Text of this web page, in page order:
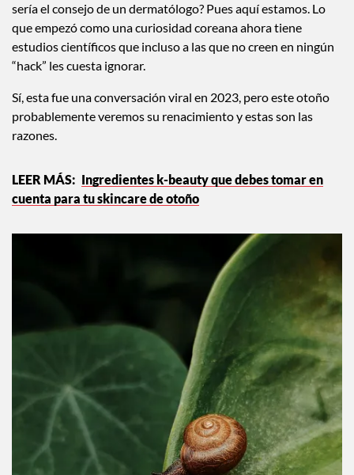
sería el consejo de un dermatólogo? Pues aquí estamos. Lo
que empezó como una curiosidad coreana ahora tiene
estudios científicos que incluso a las que no creen en ningún
“hack” les cuesta ignorar.
Sí, esta fue una conversación viral en 2023, pero este otoño
probablemente veremos su renacimiento y estas son las
razones.
Ingredientes k-beauty que debes tomar en
cuenta para tu skincare de otoño